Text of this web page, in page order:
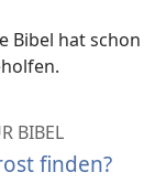
Bibel hat schon
BIBEL
finden?